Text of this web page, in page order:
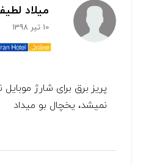
میلاد
10 تیر 1398
پریز برق برای شارژ
نمیشد، یخچال بو میداد